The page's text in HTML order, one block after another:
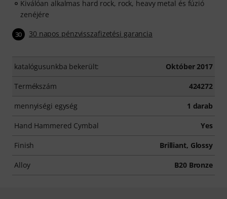
Kiválóan alkalmas hard rock, rock, heavy metal és fúzió
zenéjére
30 30 napos pénzvisszafizetési garancia
katalógusunkba bekerült: Október 2017
Termékszám 424272
mennyiségi egység 1 darab
Hand Hammered Cymbal Yes
Finish Brilliant, Glossy
Alloy B20 Bronze